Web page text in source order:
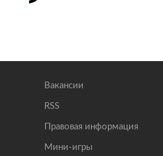
Вакансии
RSS
Правовая информация
Мини-игры